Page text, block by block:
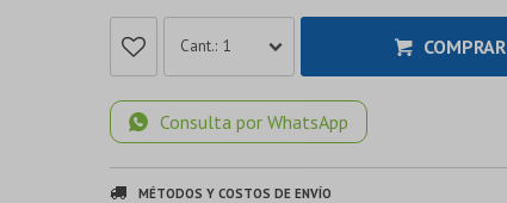
1 COMPRAR
Consulta por WhatsApp
MÉTODOS Y COSTOS DE ENVÍO